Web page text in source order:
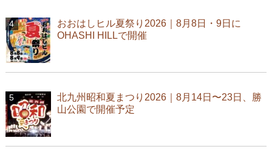
おおはしヒル夏祭り2026｜8月8日・9日に
OHASHI HILLで開催
北九州昭和夏まつり2026｜8月14日〜23日、勝
山公園で開催予定